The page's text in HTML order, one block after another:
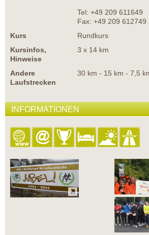
Tel: +49 209 611649
Fax: +49 209 612749
Kurs
Rundkurs
Kursinfos,
Hinweise
3 x 14 km
Andere
Laufstrecken
30 km - 15 km - 7,5
INFORMATIONEN